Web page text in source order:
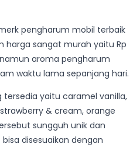
pengharum mobil terbaik
harga sangat murah yaitu Rp
aroma pengharum
waktu lama sepanjang hari.
yaitu caramel vanilla,
& cream, orange
sungguh unik dan
disesuaikan dengan